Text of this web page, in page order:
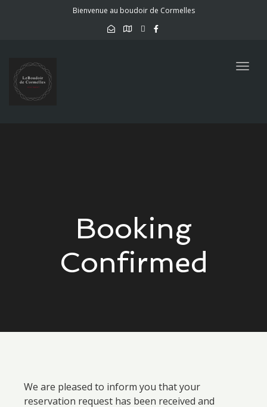
Bienvenue au boudoir de Cormelles
Booking
Confirmed
We are pleased to inform you that your
reservation request has been received and